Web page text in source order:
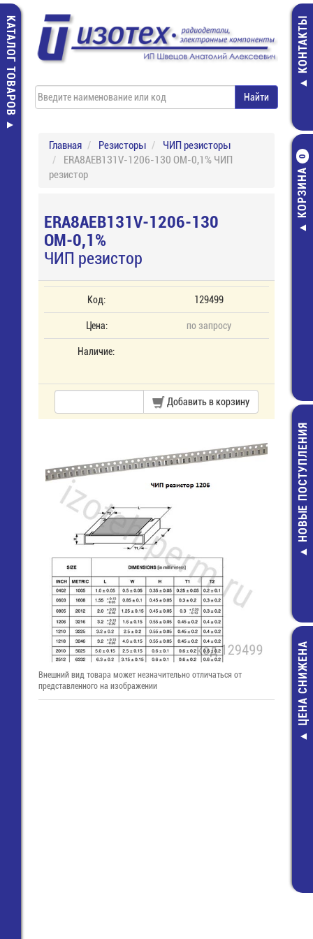
КАТАЛОГ ТОВАРОВ КОНТАКТЫ
КОРЗИНА
0
FDD1.25-250
ножевая авто
мм пров. 0,5-
НОВЫЕ ПОСТУПЛЕНИЯ
ЦЕНА СНИЖЕНА
Главная Резисторы
ЧИП резисторы
ERA8AEB131V-1206-130 ОМ-0,1% ЧИП
резистор
ERA8AEB131V-1206-130
ОМ-0,1%
ЧИП резистор
Код: 129499
Цена: по запросу
Наличие:
Добавить в корзину
Внешний вид товара может незначительно отличаться от
представленного на изображении